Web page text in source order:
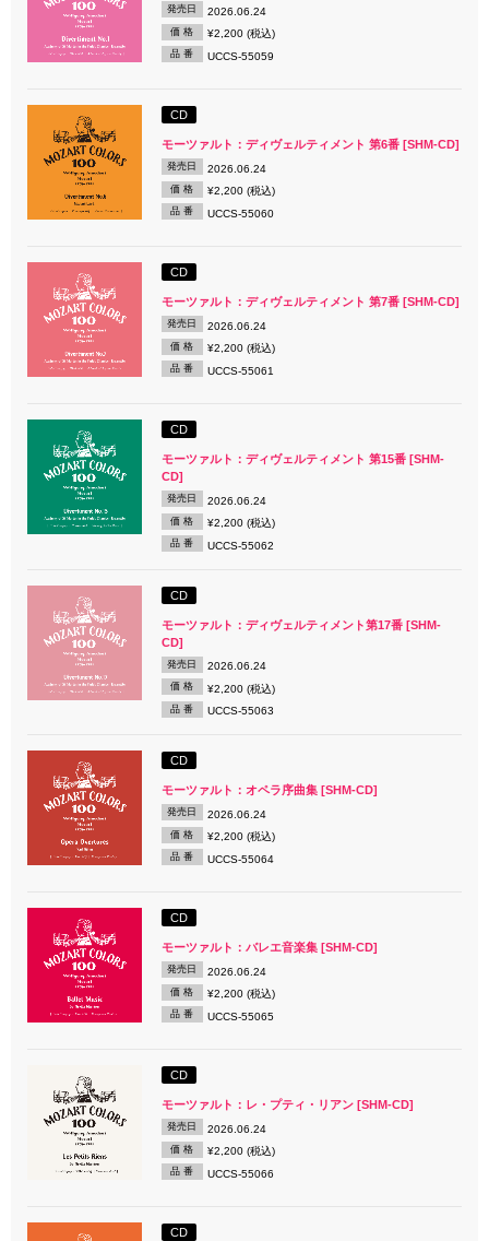
発売日 2026.06.24
価 格 ¥2,200 (税込)
品 番 UCCS-55059
CD
モーツァルト：ディヴェルティメント 第6番 [SHM-CD]
発売日 2026.06.24
価 格 ¥2,200 (税込)
品 番 UCCS-55060
CD
モーツァルト：ディヴェルティメント 第7番 [SHM-CD]
発売日 2026.06.24
価 格 ¥2,200 (税込)
品 番 UCCS-55061
CD
モーツァルト：ディヴェルティメント 第15番 [SHM-
CD]
発売日 2026.06.24
価 格 ¥2,200 (税込)
品 番 UCCS-55062
CD
モーツァルト：ディヴェルティメント第17番 [SHM-
CD]
発売日 2026.06.24
価 格 ¥2,200 (税込)
品 番 UCCS-55063
CD
モーツァルト：オペラ序曲集 [SHM-CD]
発売日 2026.06.24
価 格 ¥2,200 (税込)
品 番 UCCS-55064
CD
モーツァルト：バレエ音楽集 [SHM-CD]
発売日 2026.06.24
価 格 ¥2,200 (税込)
品 番 UCCS-55065
CD
モーツァルト：レ・プティ・リアン [SHM-CD]
発売日 2026.06.24
価 格 ¥2,200 (税込)
品 番 UCCS-55066
CD